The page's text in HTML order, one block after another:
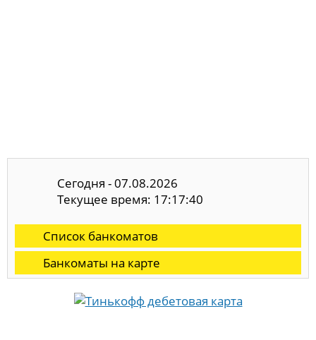
Сегодня - 07.08.2026
Текущее время: 17:17:40
Список банкоматов
Банкоматы на карте